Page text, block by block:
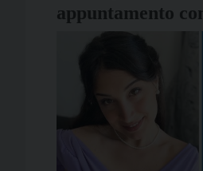
appuntamento
Domenica della
Trento